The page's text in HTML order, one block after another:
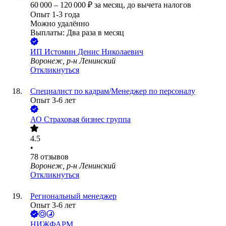
60 000 – 120 000 ₽ за месяц, до вычета налогов
Опыт 1-3 года
Можно удалённо
Выплаты: Два раза в месяц
ИП Истомин Денис Николаевич
Воронеж, р-н Ленинский
Откликнуться
Специалист по кадрам/Менеджер по персоналу
Опыт 3-6 лет
АО Страховая бизнес группа
4.5
•
78 отзывов
Воронеж, р-н Ленинский
Откликнуться
Региональный менеджер
Опыт 3-6 лет